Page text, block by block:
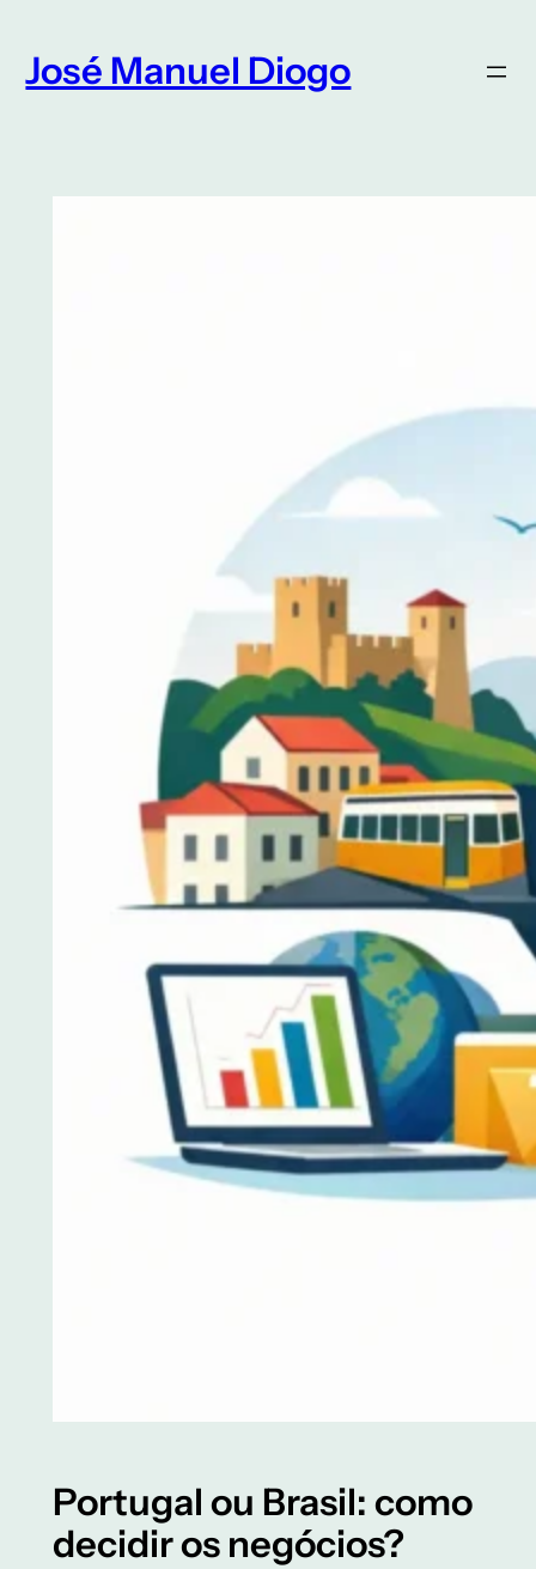
para
José Manuel Diogo
Portugal ou Brasil: como
decidir os negócios?